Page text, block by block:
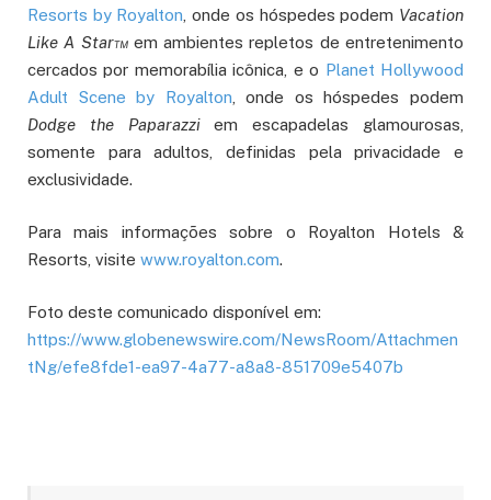
Resorts by Royalton , onde os hóspedes podem Vacation
Like A Star™em ambientes repletos de entretenimento
cercados por memorabília icônica, e o Planet Hollywood
Adult Scene by Royalton , onde os hóspedes podem
Dodge the Paparazziem escapadelas glamourosas,
somente para adultos, definidas pela privacidade e
exclusividade.
Para mais informações sobre o Royalton Hotels &
Resorts, visite www.royalton.com.
Foto deste comunicado disponível em:
https://www.globenewswire.com/NewsRoom/Attachmen
tNg/efe8fde1-ea97-4a77-a8a8-851709e5407b